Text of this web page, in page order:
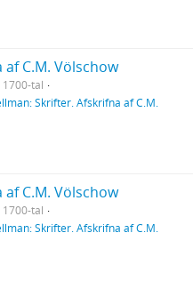
C.M. Völschow
1700-tal
Skrifter. Afskrifna af C.M.
C.M. Völschow
1700-tal
Skrifter. Afskrifna af C.M.